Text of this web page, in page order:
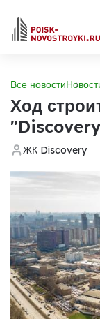
Все новости
Ход
ЖК Discovery